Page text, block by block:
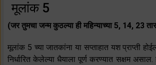
मूलांक 5
(जर तुमचा जन्म कुठल्या ही महिन्याच्या 5, 14, 23
मूलांक 5 च्या जातकांना या सप्ताहात यश प्राप्ती
निर्धारित केलेल्या धैयाला पूर्ण करण्यात सक्षम